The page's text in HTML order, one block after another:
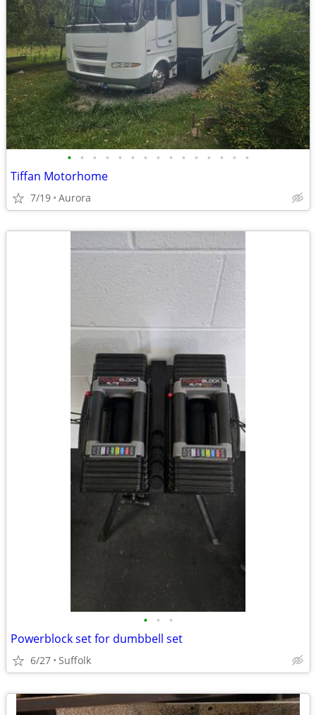
• • • • • • • • • • • • • • •
Tiffan Motorhome
7/19 Aurora
• • •
Powerblock set for dumbbell set
6/27 Suffolk